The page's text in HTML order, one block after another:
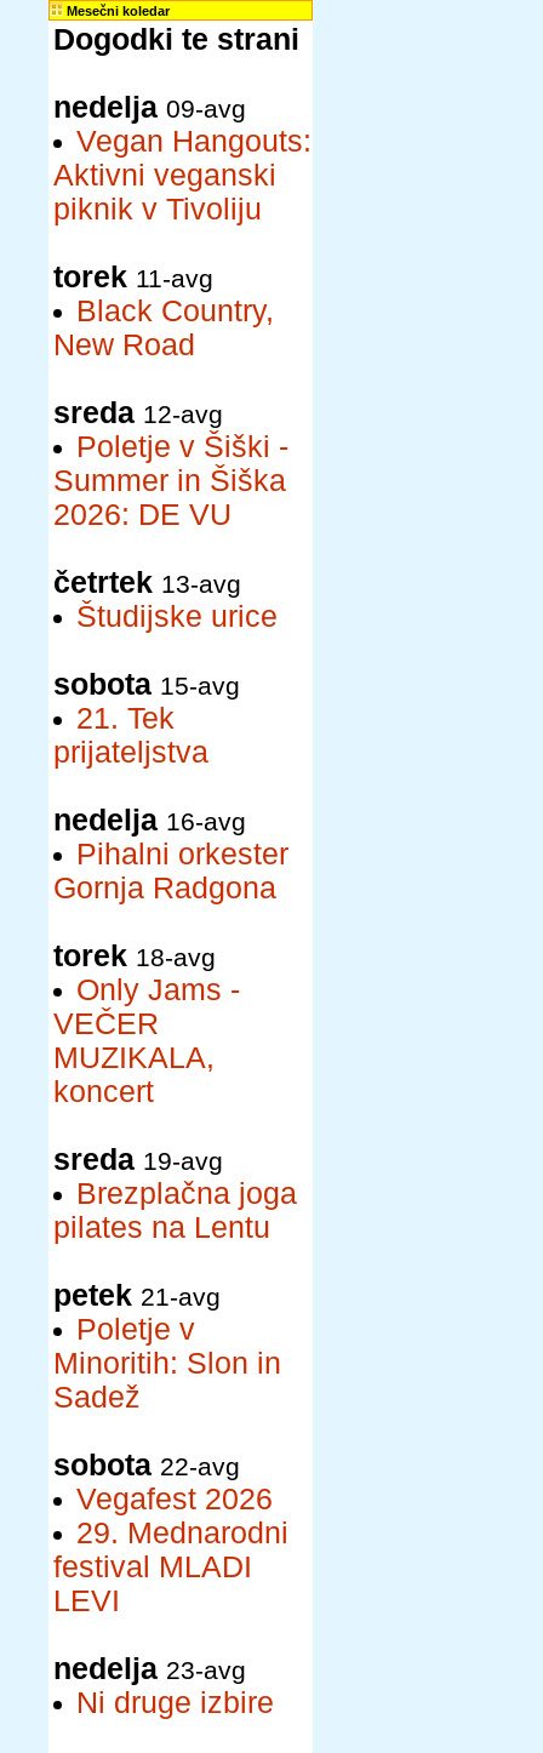
Mesečni koledar
Dogodki te strani
nedelja 09-avg
Vegan Hangouts:
Aktivni veganski
piknik v Tivoliju
torek 11-avg
Black Country,
New Road
sreda 12-avg
Poletje v Šiški -
Summer in Šiška
2026: DE VU
četrtek 13-avg
Študijske urice
sobota 15-avg
21. Tek
prijateljstva
nedelja 16-avg
Pihalni orkester
Gornja Radgona
torek 18-avg
Only Jams -
VEČER
MUZIKALA,
koncert
sreda 19-avg
Brezplačna joga
pilates na Lentu
petek 21-avg
Poletje v
Minoritih: Slon in
Sadež
sobota 22-avg
Vegafest 2026
29. Mednarodni
festival MLADI
LEVI
nedelja 23-avg
Ni druge izbire